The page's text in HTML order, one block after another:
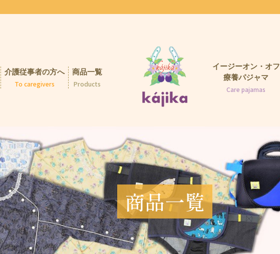
介護従事者の方へ
To caregivers
商品一覧
Products
イージーオン・オフ
療養パジャマ
Care pajamas
商品一覧